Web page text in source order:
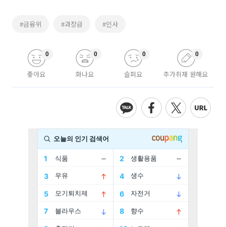
#금융위 #과장급 #인사
좋아요
0
화나요
0
슬퍼요
0
추가취재 원해요
0